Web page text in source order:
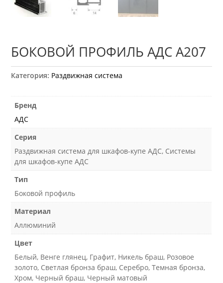
БОКОВОЙ ПРОФИЛЬ АДС А207
Категория: Раздвижная система
Бренд
АДС
Серия
Раздвижная система для шкафов-купе АДС, Системы
для шкафов-купе АДС
Тип
Боковой профиль
Материал
Аллюминий
Цвет
Белый, Венге глянец, Графит, Никель браш, Розовое
золото, Светлая бронза браш, Серебро, Темная бронза,
Хром, Черный браш, Черный матовый